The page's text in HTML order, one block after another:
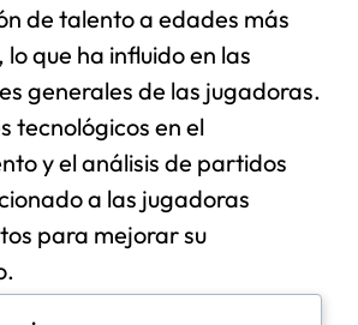
de talento a edades más
que ha influido en las
generales de las jugadoras.
tecnológicos en el
y el análisis de partidos
a las jugadoras
para mejorar su